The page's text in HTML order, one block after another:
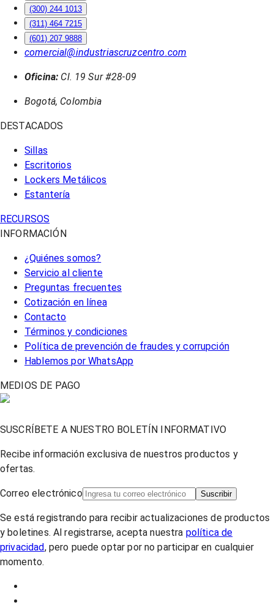
(300) 244 1013
(311) 464 7215
(601) 207 9888
comercial@industriascruzcentro.com
Oficina: Cl. 19 Sur #28-09
Bogotá, Colombia
DESTACADOS
Sillas
Escritorios
Lockers Metálicos
Estantería
RECURSOS
INFORMACIÓN
¿Quiénes somos?
Servicio al cliente
Preguntas frecuentes
Cotización en línea
Contacto
Términos y condiciones
Política de prevención de fraudes y corrupción
Hablemos por WhatsApp
MEDIOS DE PAGO
SUSCRÍBETE A NUESTRO BOLETÍN INFORMATIVO
Recibe información exclusiva de nuestros productos y
ofertas.
Correo electrónico Suscribir
Se está registrando para recibir actualizaciones de productos
y boletines. Al registrarse, acepta nuestra política de
privacidad, pero puede optar por no participar en cualquier
momento.